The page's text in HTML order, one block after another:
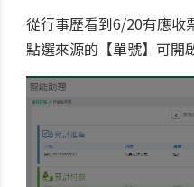
從行事歷看到6/20有應收
點選來源的【單號】可開